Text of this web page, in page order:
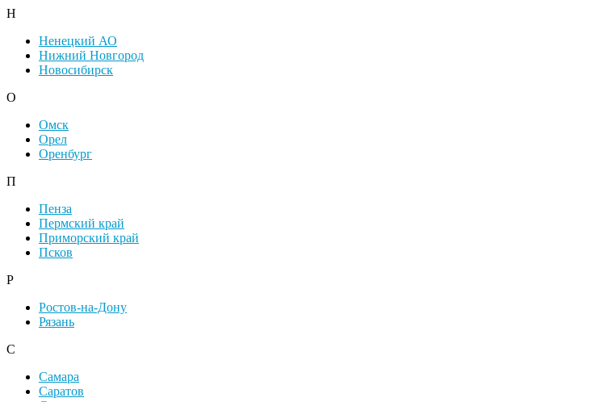
Н
Ненецкий АО
Нижний Новгород
Новосибирск
О
Омск
Орел
Оренбург
П
Пенза
Пермский край
Приморский край
Псков
Р
Ростов-на-Дону
Рязань
С
Самара
Саратов